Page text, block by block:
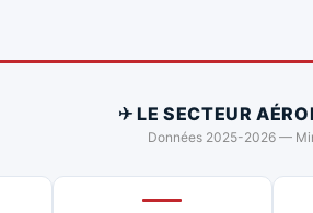
✈ LE SECTEUR
Données 2025-2026 —